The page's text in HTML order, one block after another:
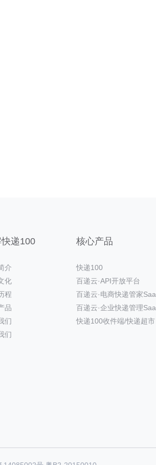
递100
介
化
程
品
们
们
核心产品
快递100
百递云·API开放平台
百递云·电商快递管家
百递云·企业快递管理
快递100收件端/快递超市